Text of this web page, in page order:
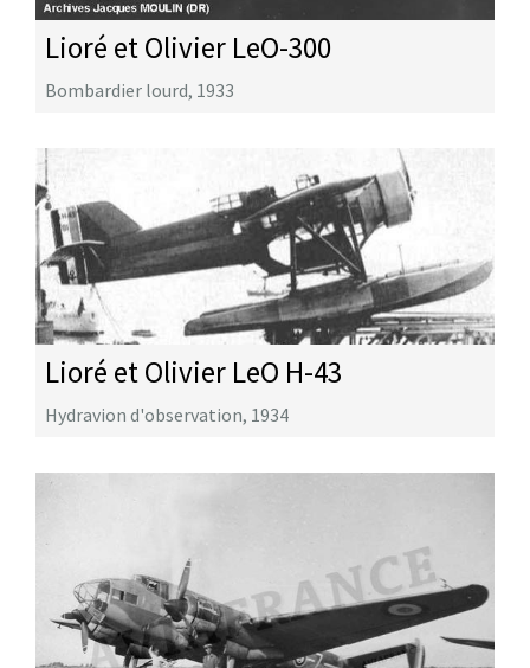
Lioré et Olivier LeO-300
Bombardier lourd, 1933
Lioré et Olivier LeO H-43
Hydravion d'observation, 1934